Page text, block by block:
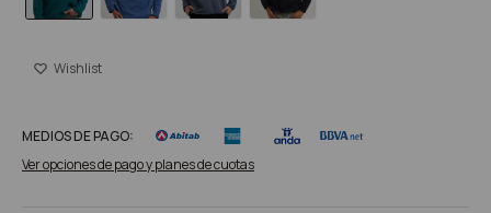
MEDIOS DE PAGO:
Ver opciones de pago y planes de cuotas